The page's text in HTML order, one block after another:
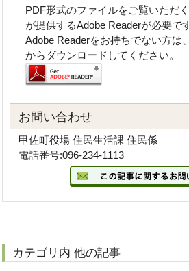
PDF形式のファイルをご覧いただ
が提供するAdobe Readerが必要です
Adobe Readerをお持ちでない方は
からダウンロードしてください。
お問い合わせ
甲佐町役場 住民生活課 住民係
電話番号:096-234-1113
カテゴリ内 他の記事